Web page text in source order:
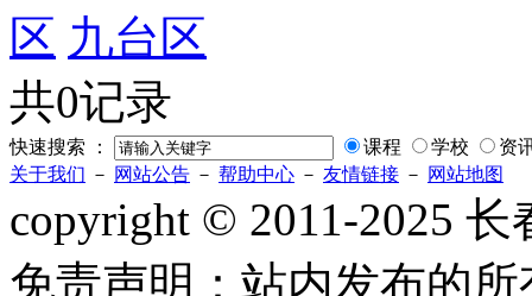
区 九台区
共0记录
快速搜索 ： 课程 学校
资
关于我们 － 网站公告 － 帮助中心 － 友情链接 － 网站地图
copyright © 2011-2025
免责声明：站内发布的